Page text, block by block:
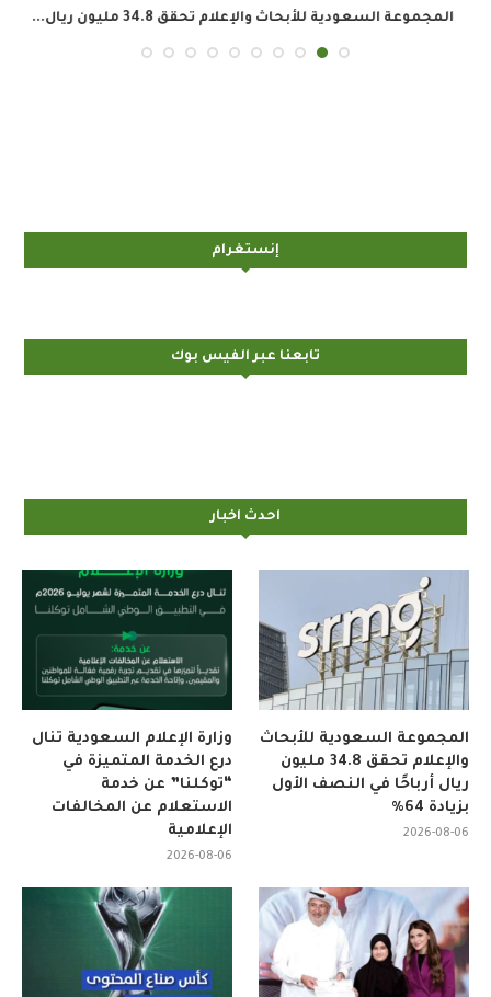
المجموعة السعودية للأبحاث والإعلام تحقق 34.8 مليون ريال...
إنستغرام
تابعنا عبر الفيس بوك
احدث اخبار
وزارة الإعلام السعودية تنال
درع الخدمة المتميزة في
“توكلنا” عن خدمة
الاستعلام عن المخالفات
الإعلامية
2026-08-06
المجموعة السعودية للأبحاث
والإعلام تحقق 34.8 مليون
ريال أرباحًا في النصف الأول
بزيادة 64%
2026-08-06